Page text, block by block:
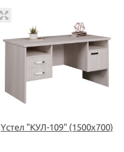
Үстел "КУЛ-109" (1500х700)